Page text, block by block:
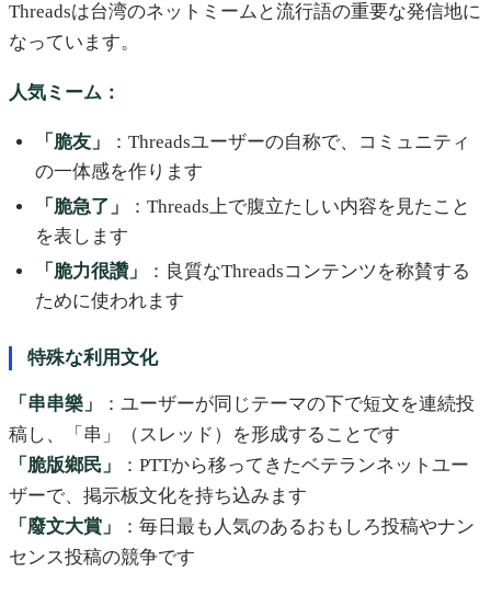
Threadsは台湾のネットミームと流行語の重要な発信地に
なっています。
人気ミーム：
「脆友」
：Threadsユーザーの自称で、コミュニティ
の一体感を作ります
「脆急了」
：Threads上で腹立たしい内容を見たこと
を表します
「脆力很讚」
：良質なThreadsコンテンツを称賛する
ために使われます
特殊な利用文化
「串串樂」
：ユーザーが同じテーマの下で短文を連続投
稿し、「串」（スレッド）を形成することです
「脆版鄉民」
：PTTから移ってきたベテランネットユー
ザーで、掲示板文化を持ち込みます
「廢文大賞」
：毎日最も人気のあるおもしろ投稿やナン
センス投稿の競争です